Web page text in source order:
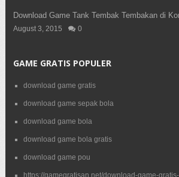
Download Game Tank Tembak Tembakan di
August 3, 2015 0
GAME GRATIS POPULER
download game gratis
download game sepak bola
download game bola
download game bola gratis
download game pou